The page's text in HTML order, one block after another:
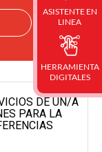
DE UN/A
PARA LA
ASISTENTE EN
LINEA
HERRAMIENTA
DIGITALES